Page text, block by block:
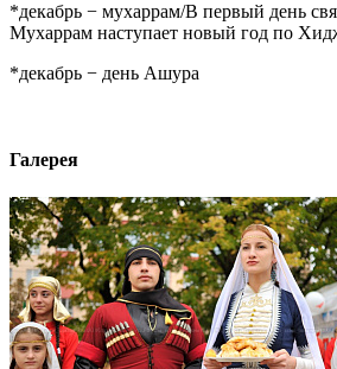
*декабрь − мухаррам/В первый день
Мухаррам наступает новый год по
*декабрь − день Ашура
Галерея